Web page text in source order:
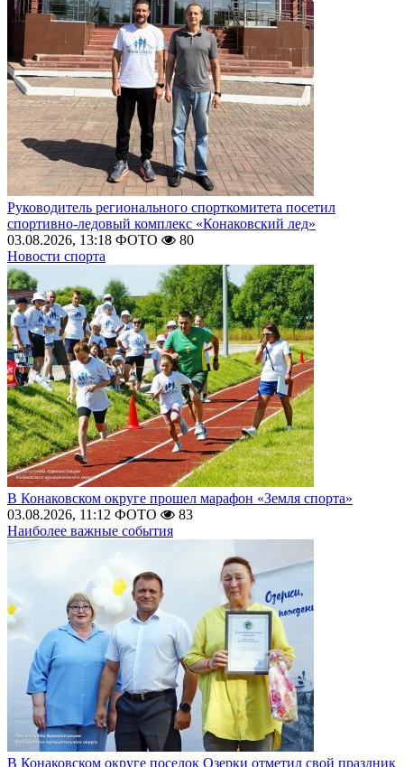
Руководитель регионального спорткомитета посетил
спортивно-ледовый комплекс «Конаковский лед»
03.08.2026, 13:18 ФОТО
80
Новости спорта
В Конаковском округе прошел марафон «Земля спорта»
03.08.2026, 11:12 ФОТО
83
Наиболее важные события
В Конаковском округе поселок Озерки отметил свой праздник